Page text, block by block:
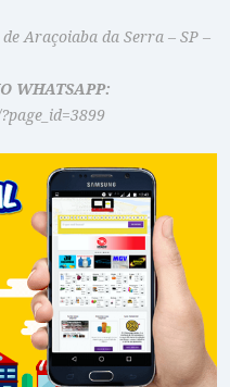
Araçoiaba da Serra – SP –
WHATSAPP: